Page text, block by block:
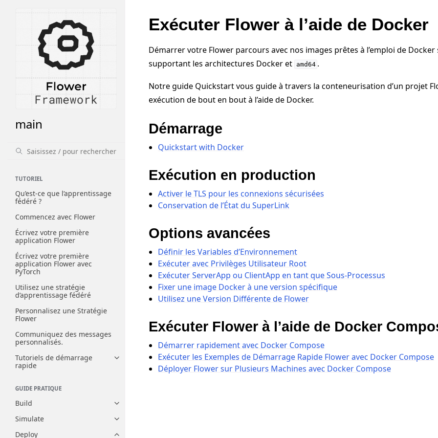
main
TUTORIEL
Qu’est-ce que l’apprentissage
fédéré ?
Commencez avec Flower
Écrivez votre première
application Flower
Écrivez votre première
application Flower avec
PyTorch
Utilisez une stratégie
d’apprentissage fédéré
Personnalisez une Stratégie
Flower
Communiquez des messages
personnalisés.
Tutoriels de démarrage
rapide
Toggle navigation of Tutoriels de démarrage rapide
GUIDE PRATIQUE
Build
Toggle navigation of Build
Simulate
Toggle navigation of Simulate
Deploy
Exécuter Flower à l’aide de Docker
Démarrer votre Flower parcours avec nos images prêtes à l’emploi de Docker
supportant les architectures Docker et amd64 .
Notre guide Quickstart vous guide à travers la conteneurisation d’un projet
exécution de bout en bout à l’aide de Docker.
Démarrage
Quickstart with Docker
Exécution en production
Activer le TLS pour les connexions sécurisées
Conservation de l’État du SuperLink
Options avancées
Définir les Variables d’Environnement
Exécuter avec Privilèges Utilisateur Root
Exécuter ServerApp ou ClientApp en tant que Sous-Processus
Fixer une image Docker à une version spécifique
Utilisez une Version Différente de Flower
Exécuter Flower à l’aide de Docker
Démarrer rapidement avec Docker Compose
Exécuter les Exemples de Démarrage Rapide Flower avec Docker Compose
Déployer Flower sur Plusieurs Machines avec Docker Compose